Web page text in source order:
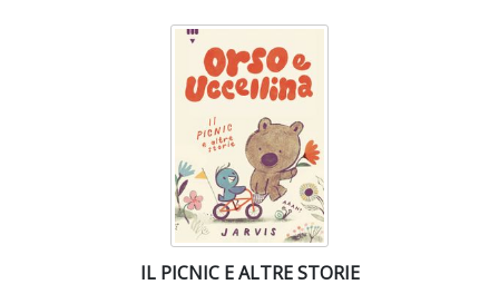
IL PICNIC E ALTRE STORIE